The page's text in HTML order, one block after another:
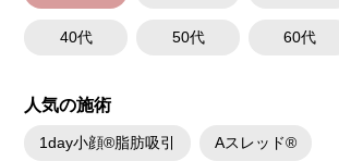
40代 50代 60代
人気の施術
1day小顔®脂肪吸引 Aスレッド®